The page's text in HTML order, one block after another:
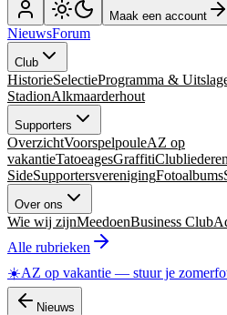
Maak een account
NieuwsForum
Club
HistorieSelectieProgramma &
StadionAlkmaarderhout
Supporters
OverzichtVoorspelpouleAZ op
vakantieTatoeagesGraffitiClubliederen
SideSupportersverenigingFotoalbums
Over ons
Wie wij zijnMeedoenBusiness Club
Alle rubrieken
☀️AZ op vakantie — stuur je
Nieuws